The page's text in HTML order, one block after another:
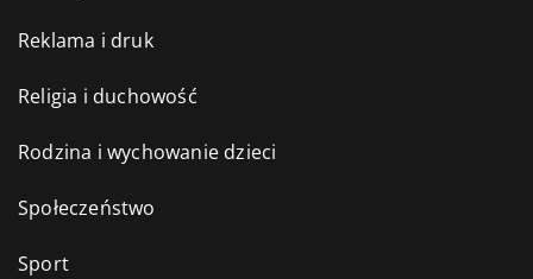
Reklama i druk
Religia i duchowość
Rodzina i wychowanie dzieci
Społeczeństwo
Sport